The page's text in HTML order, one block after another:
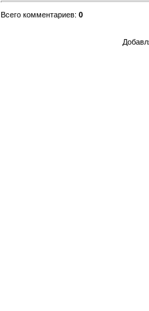
Всего комментариев: 0